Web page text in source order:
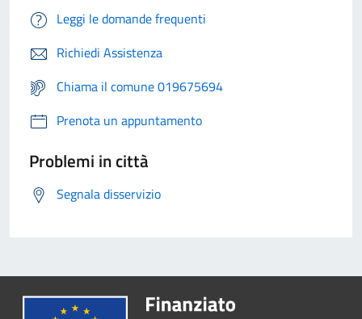
Leggi le domande frequenti
Richiedi Assistenza
Chiama il comune 019675694
Prenota un appuntamento
Problemi in città
Segnala disservizio